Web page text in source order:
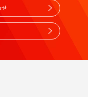
せ